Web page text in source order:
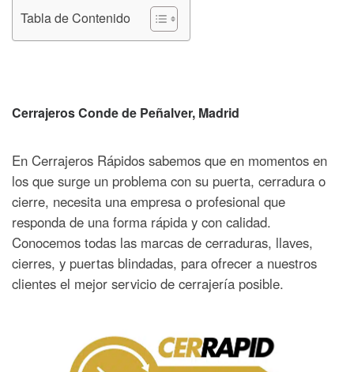
Tabla de Contenido
Cerrajeros Conde de Peñalver, Madrid
En Cerrajeros Rápidos sabemos que en momentos en
los que surge un problema con su puerta, cerradura o
cierre, necesita una empresa o profesional que
responda de una forma rápida y con calidad.
Conocemos todas las marcas de cerraduras, llaves,
cierres, y puertas blindadas, para ofrecer a nuestros
clientes el mejor servicio de cerrajería posible.